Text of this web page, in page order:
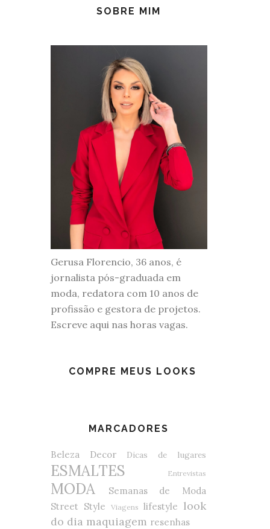
SOBRE MIM
Gerusa Florencio, 36 anos, é
jornalista pós-graduada em
moda, redatora com 10 anos de
profissão e gestora de projetos.
Escreve aqui nas horas vagas.
COMPRE MEUS LOOKS
MARCADORES
Beleza Decor Dicas de lugares
ESMALTES Entrevistas
MODA
Semanas de Moda
Street Style
Viagens lifestyle look
do dia maquiagem resenhas